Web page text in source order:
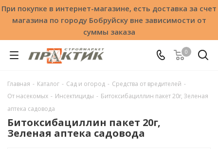
При покупке в интернет-магазине, есть доставка за счет
магазина по городу Бобруйску вне зависимости от
суммы заказа
0
Главная - Каталог - Сад и огород - Средства от вредителей -
От насекомых - Инсектициды - Битоксибациллин пакет 20г, Зеленая
аптека садовода
Битоксибациллин пакет 20г,
Зеленая аптека садовода